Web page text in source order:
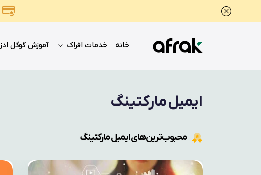
خانه خدمات افراک آموزش گوگل ادز
ایمیل مارکتینگ
محبوب‌ترین‌های ایمیل مارکتینگ